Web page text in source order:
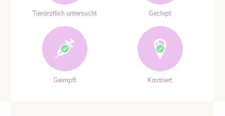
Tierärztlich untersucht Gechipt
Geimpft Kastriert